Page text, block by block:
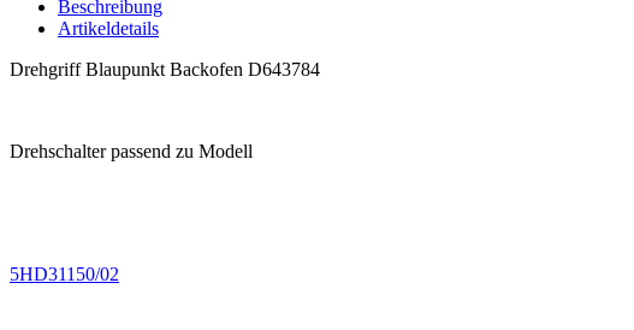
Beschreibung
Artikeldetails
Drehgriff Blaupunkt Backofen D643784
Drehschalter passend zu Modell
5HD31150/02